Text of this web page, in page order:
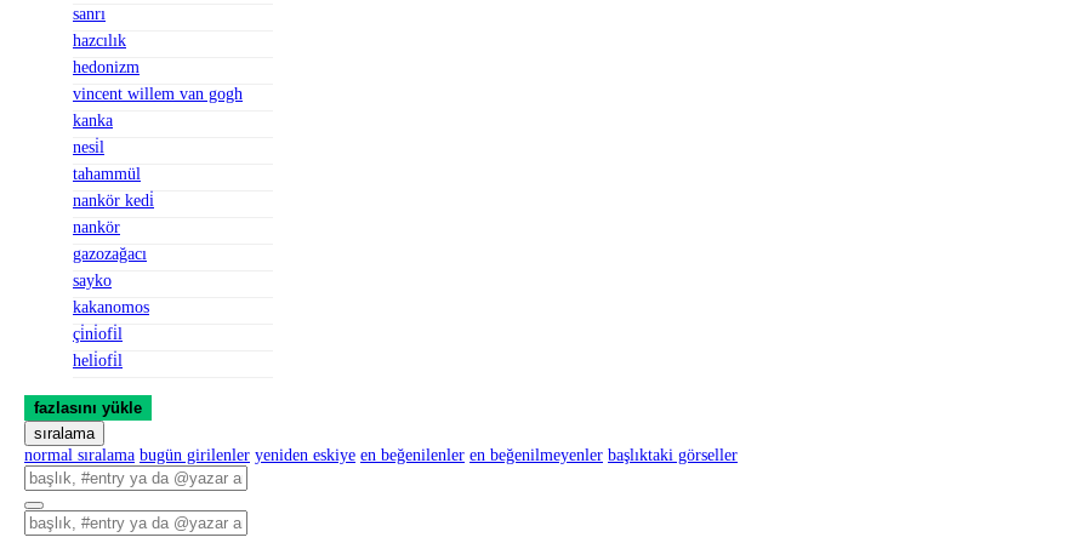
sanrı
hazcılık
hedonizm
vincent willem van gogh
kanka
nesi̇l
tahammül
nankör kedi̇
nankör
gazozağacı
sayko
kakanomos
çi̇ni̇ofi̇l
heli̇ofi̇l
fazlasını yükle
sıralama
normal sıralama bugün girilenler yeniden eskiye en beğenilenler en beğenilmeyenler başlıktaki görseller